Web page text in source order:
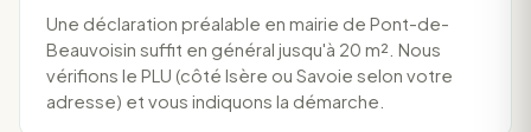
Une déclaration préalable en mairie de Pont-de-
Beauvoisin suffit en général jusqu'à 20 m². Nous
vérifions le PLU (côté Isère ou Savoie selon votre
adresse) et vous indiquons la démarche.